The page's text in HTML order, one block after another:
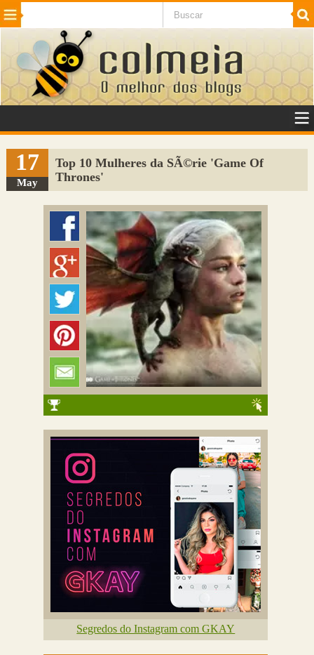
Beleza Cinema e TV
Internet Jogos NotÃ­cias SaÃºde
VeÃ­culos Adulto
Sugerir Link
Adicionar Blog
Colmeia Exchange
Perguntas Frequentes
17
May
Top 10 Mulheres da SÃ©rie 'Game Of
Thrones'
Segredos do Instagram com GKAY